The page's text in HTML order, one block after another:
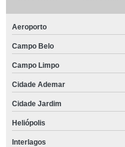
Aeroporto
Campo Belo
Campo Limpo
Cidade Ademar
Cidade Jardim
Heliópolis
Interlagos